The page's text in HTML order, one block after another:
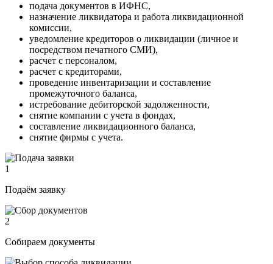
подача документов в ИФНС,
назначение ликвидатора и работа ликвидационной
комиссии,
уведомление кредиторов о ликвидации (личное и
посредством печатного СМИ),
расчет с персоналом,
расчет с кредиторами,
проведение инвентаризации и составление
промежуточного баланса,
истребование дебиторской задолженности,
снятие компании с учета в фондах,
составление ликвидационного баланса,
снятие фирмы с учета.
1
Подаём заявку
2
Собираем документы